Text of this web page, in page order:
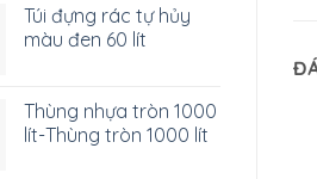
Túi đựng rác tự hủy
màu đen 60 lít
Thùng nhựa tròn 1000
lít-Thùng tròn 1000 lít